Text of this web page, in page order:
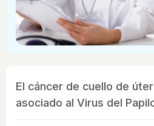
El cáncer de cuello de
asociado al Virus del